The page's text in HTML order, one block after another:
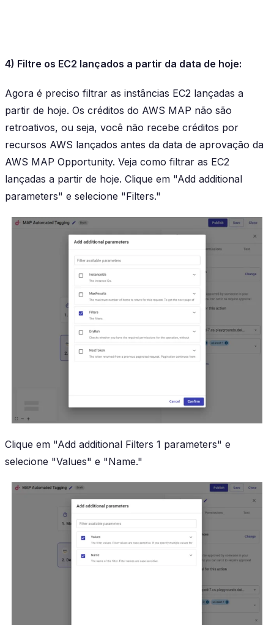
4) Filtre os EC2 lançados a partir da data de hoje:
Agora é preciso filtrar as instâncias EC2 lançadas a
partir de hoje. Os créditos do AWS MAP não são
retroativos, ou seja, você não recebe créditos por
recursos AWS lançados antes da data de aprovação da
AWS MAP Opportunity. Veja como filtrar as EC2
lançadas a partir de hoje. Clique em "Add additional
parameters" e selecione "Filters."
Clique em "Add additional Filters 1 parameters" e
selecione "Values" e "Name."